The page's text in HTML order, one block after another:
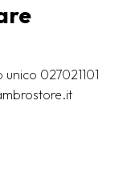
027021101